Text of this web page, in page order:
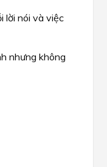
lời nói và việc
nhưng không